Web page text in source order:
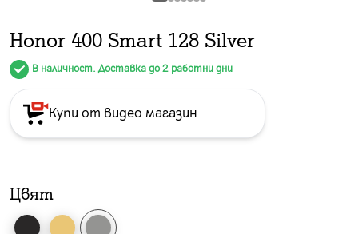
Honor 400 Smart 128 Silver
В наличност. Доставка до 2 работни дни
Купи от видео магазин
Цвят